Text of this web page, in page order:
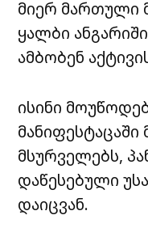
მიერ მართული
ყალბი
ამბობენ
ისინი
მსურველებს,
დაწესებული
დაიცვან.